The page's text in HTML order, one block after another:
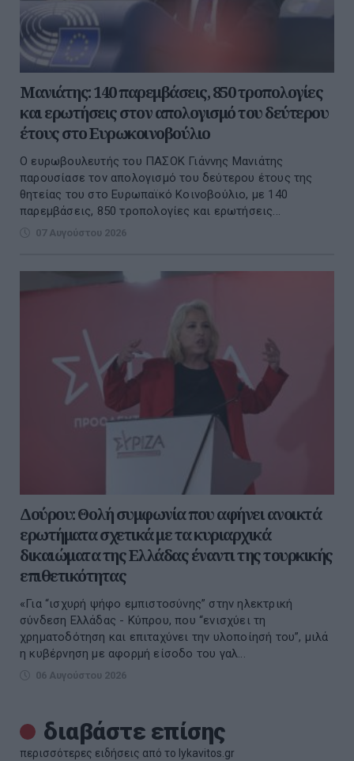
Μανιάτης: 140 παρεμβάσεις, 850 τροπολογίες
και ερωτήσεις στον απολογισμό του δεύτερου
έτους στο Ευρωκοινοβούλιο
Ο ευρωβουλευτής του ΠΑΣΟΚ Γιάννης Μανιάτης
παρουσίασε τον απολογισμό του δεύτερου έτους της
θητείας του στο Ευρωπαϊκό Κοινοβούλιο, με 140
παρεμβάσεις, 850 τροπολογίες και ερωτήσεις...
07 Αυγούστου 2026
Δούρου: Θολή συμφωνία που αφήνει ανοικτά
ερωτήματα σχετικά με τα κυριαρχικά
δικαιώματα της Ελλάδας έναντι της τουρκικής
επιθετικότητας
«Για “ισχυρή ψήφο εμπιστοσύνης” στην ηλεκτρική
σύνδεση Ελλάδας - Κύπρου, που “ενισχύει τη
χρηματοδότηση και επιταχύνει την υλοποίησή του”, μιλά
η κυβέρνηση με αφορμή είσοδο του γαλ...
06 Αυγούστου 2026
διαβάστε επίσης
περισσότερες ειδήσεις από το lykavitos.gr